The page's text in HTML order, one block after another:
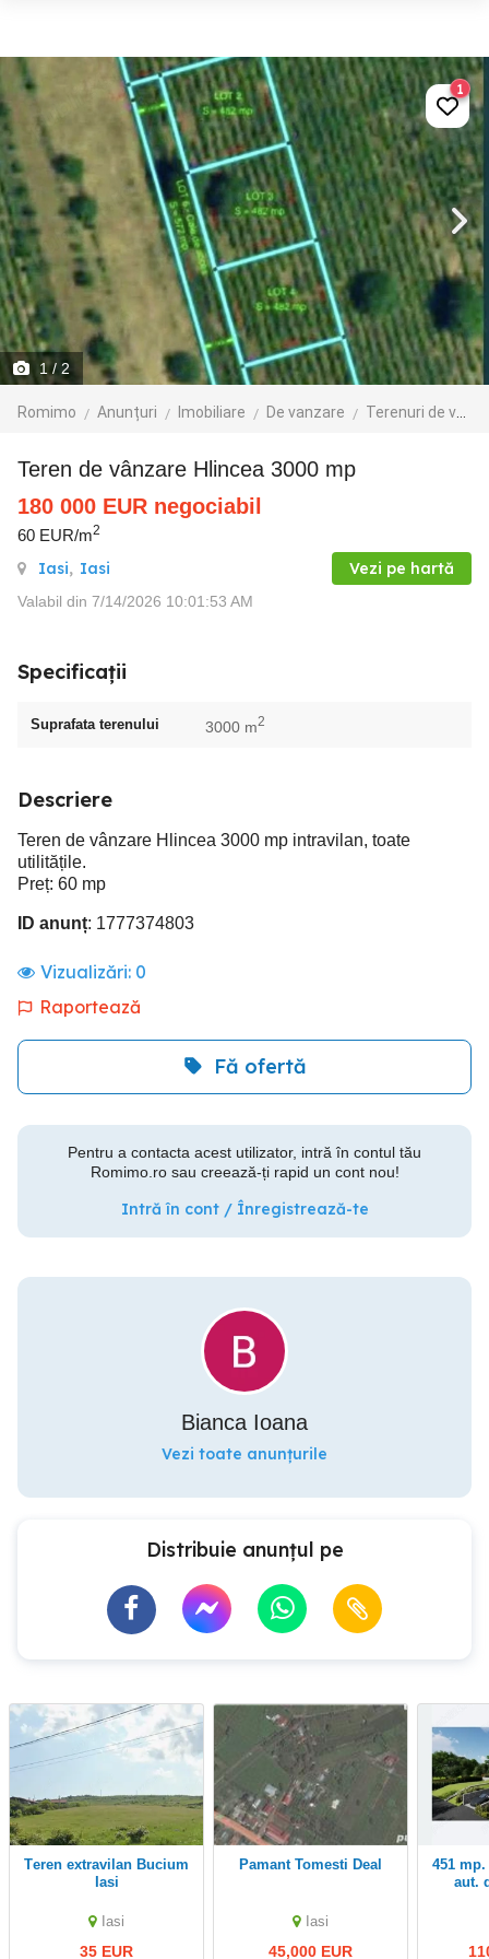
1/ 2
Romimo Anunțuri Imobiliare De vanzare Terenuri de vanzare
1
Teren de vânzare Hlincea 3000 mp
180 000 EUR negociabil
60 EUR/m2
Iasi, Iasi Vezi pe hartă
Valabil din 7/14/2026 10:01:53 AM
Specificații
Suprafata terenului 3000 m2
Descriere
Teren de vânzare Hlincea 3000 mp intravilan, toate
utilitățile.
Preț: 60 mp
ID anunț: 1777374803
Vizualizări: 0
Raportează
Fă ofertă
Pentru a contacta acest utilizator, intră în contul tău
Romimo.ro sau creează-ți rapid un cont nou!
Intră în cont / Înregistrează-te
Bianca Ioana
Vezi toate anunțurile
Distribuie anunțul pe
Teren extravilan Bucium
Iasi
Iasi
35 EUR
Pamant Tomesti Deal
Iasi
45,000 EUR
451 mp. Teren central cu
aut.